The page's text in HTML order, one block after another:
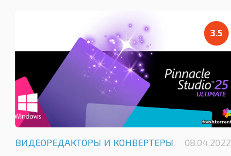
3.5
ВИДЕОРЕДАКТОРЫ И КОНВЕРТЕРЫ 08.04.2022